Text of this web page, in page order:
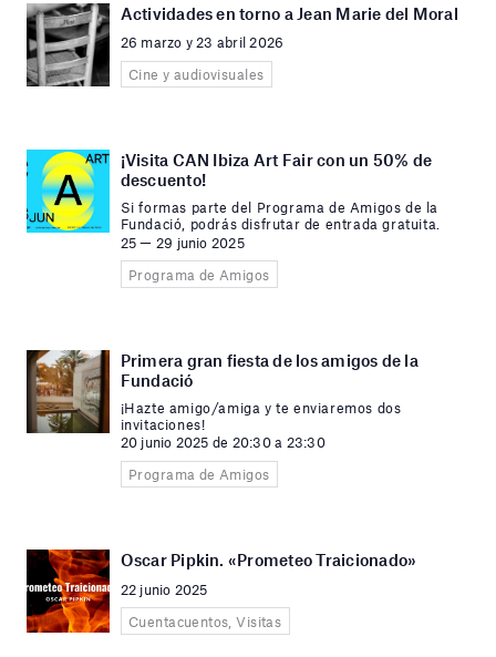
Actividades en torno a Jean Marie del Moral
26 marzo y 23 abril 2026
Cine y audiovisuales
¡Visita CAN Ibiza Art Fair con un 50% de
descuento!
Si formas parte del Programa de Amigos de la
Fundació, podrás disfrutar de entrada gratuita.
25 — 29 junio 2025
Programa de Amigos
Primera gran fiesta de los amigos de la
Fundació
¡Hazte amigo/amiga y te enviaremos dos
invitaciones!
20 junio 2025 de 20:30 a 23:30
Programa de Amigos
Oscar Pipkin. «Prometeo Traicionado»
22 junio 2025
Cuentacuentos, Visitas